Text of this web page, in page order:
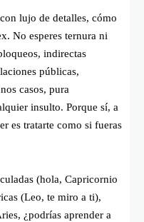
lujo de detalles, cómo
No esperes ternura ni
indirectas
públicas,
casos, pura
insulto. Porque sí, a
es tratarte como si fueras
(hola, Capricornio
(Leo, te miro a ti),
¿podrías aprender a